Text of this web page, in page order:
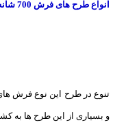
انواع طرح های فرش 700 شانه :
تنوع در طرح این نوع فرش
و بسیاری از این طرح ها به کشورهای دیگر صادر